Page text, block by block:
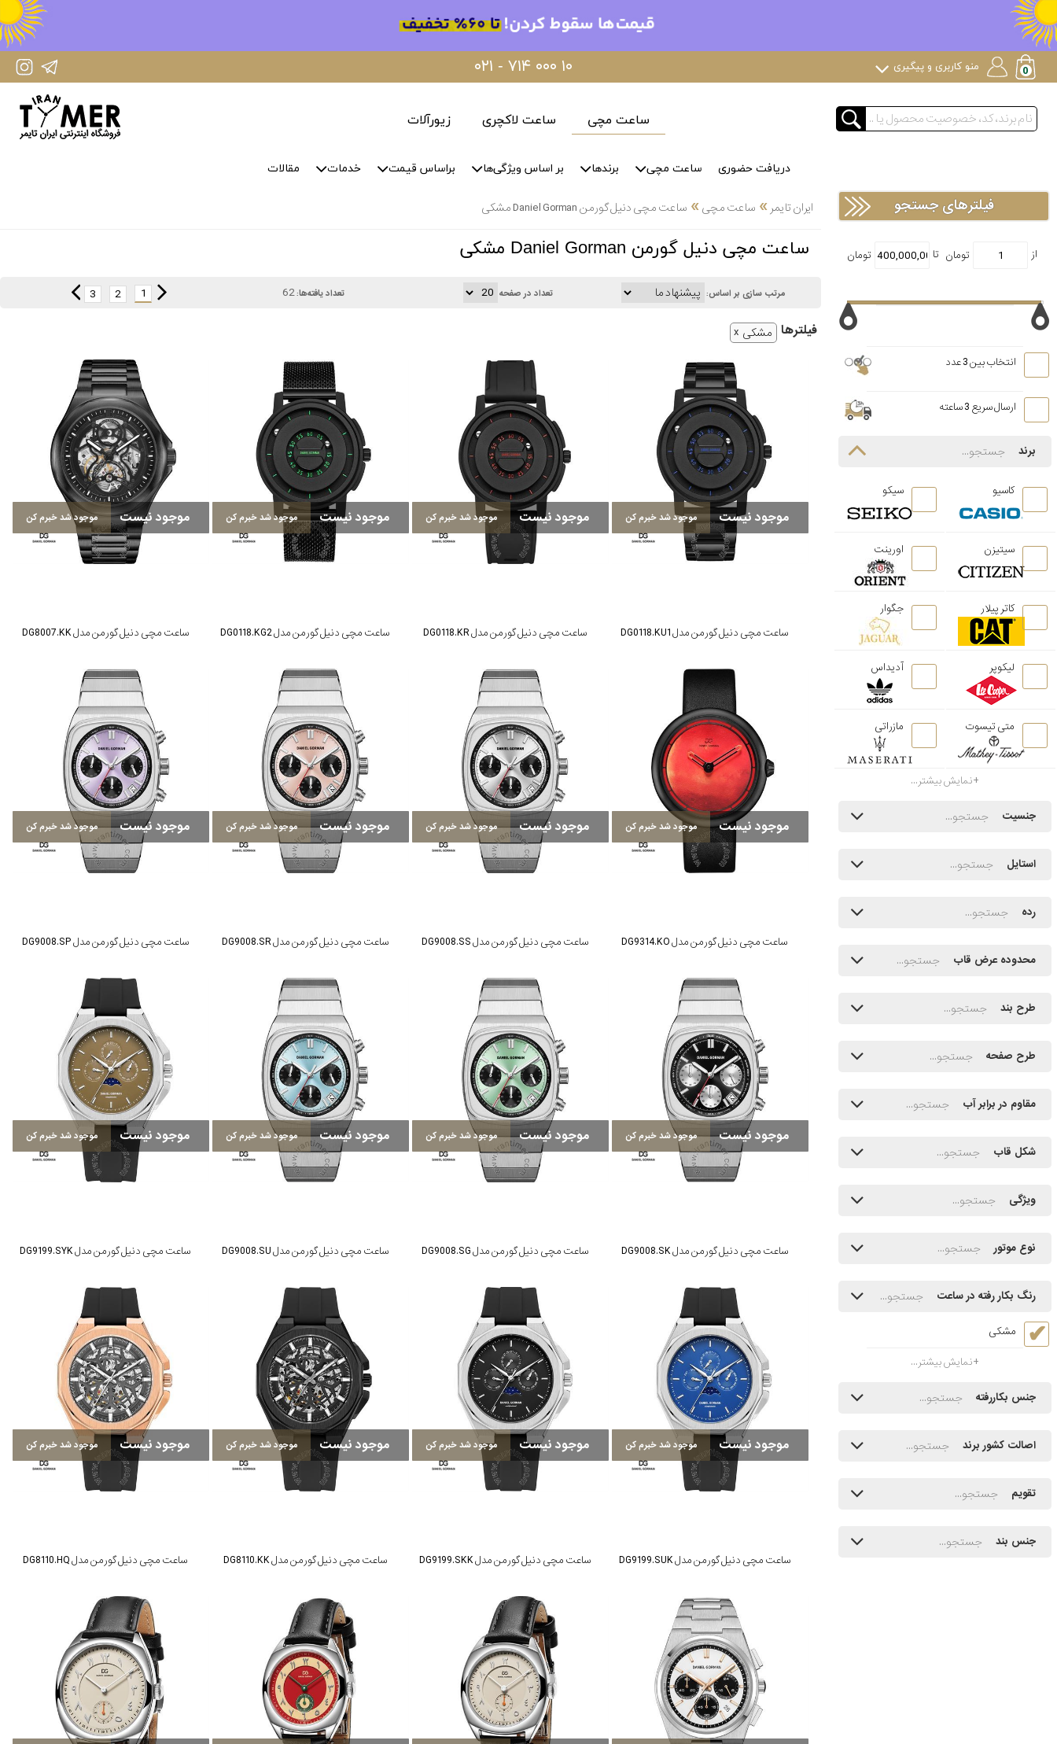
IranTimer Instagram Page ۰۲۱ - ۷۱۴ ۰۰۰ ۱۰ منو کاربری و پیگیری
ساعت مچی ساعت لاکچری زیورآلات
دریافت حضوری ساعت مچی برندها بر اساس ویژگی‌ها براساس قیمت خدمات مقالات
ایران تایمر » ساعت مچی» ساعت مچی دنیل گورمن Daniel Gorman مشکی
ساعت مچی دنیل گورمن Daniel Gorman مشکی
مرتب سازی بر اساس: تعداد در صفحه تعداد یافته‌ها:62
1
2
3
فیلتر‌ها مشکی
موجود نیست موجود شد خبرم کن
ساعت مچی دنیل گورمن مدل DG0118.KU1
موجود نیست موجود شد خبرم کن
ساعت مچی دنیل گورمن مدل DG0118.KR
موجود نیست موجود شد خبرم کن
ساعت مچی دنیل گورمن مدل DG0118.KG2
موجود نیست موجود شد خبرم کن
ساعت مچی دنیل گورمن مدل DG8007.KK
موجود نیست موجود شد خبرم کن
ساعت مچی دنیل گورمن مدل DG9314.KO
موجود نیست موجود شد خبرم کن
ساعت مچی دنیل گورمن مدل DG9008.SS
موجود نیست موجود شد خبرم کن
ساعت مچی دنیل گورمن مدل DG9008.SR
موجود نیست موجود شد خبرم کن
ساعت مچی دنیل گورمن مدل DG9008.SP
موجود نیست موجود شد خبرم کن
ساعت مچی دنیل گورمن مدل DG9008.SK
موجود نیست موجود شد خبرم کن
ساعت مچی دنیل گورمن مدل DG9008.SG
موجود نیست موجود شد خبرم کن
ساعت مچی دنیل گورمن مدل DG9008.SU
موجود نیست موجود شد خبرم کن
ساعت مچی دنیل گورمن مدل DG9199.SYK
موجود نیست موجود شد خبرم کن
ساعت مچی دنیل گورمن مدل DG9199.SUK
موجود نیست موجود شد خبرم کن
ساعت مچی دنیل گورمن مدل DG9199.SKK
موجود نیست موجود شد خبرم کن
ساعت مچی دنیل گورمن مدل DG8110.KK
موجود نیست موجود شد خبرم کن
ساعت مچی دنیل گورمن مدل DG8110.HQ
فیلترهای جستجو
انتخاب بین 3 عدد
ارسال سریع 3 ساعته
برند
کاسیو سیکو
سیتیزن اورینت
کاتر پیلار جگوار
لیکوپر آدیداس
متی تیسوت مازراتی
نمایش بیشتر...
جنسیت
استایل
رده
محدوده عرض قاب
طرح بند
طرح صفحه
مقاوم در برابر آب
شکل قاب
ویژگی
نوع موتور
رنگ بکار رفته در ساعت
مشکی
نمایش بیشتر...
جنس بکاررفته
اصالت کشور برند
تقویم
جنس بند